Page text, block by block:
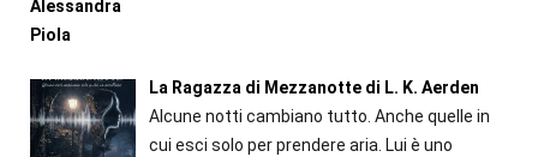
La Ragazza di Mezzanotte di L. K. Aerden
Alcune notti cambiano tutto. Anche quelle in
cui esci solo per prendere aria. Lui è uno